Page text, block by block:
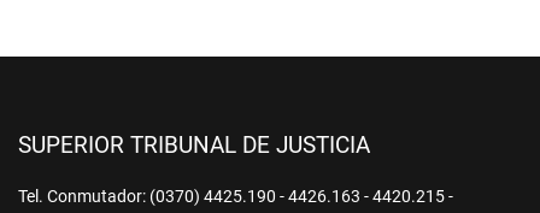
SUPERIOR TRIBUNAL DE JUSTICIA
Tel. Conmutador: (0370) 4425.190 - 4426.163 - 4420.215 -